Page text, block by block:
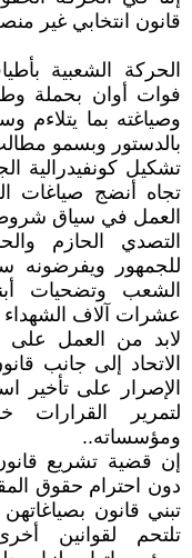
قانون انتخابي غير
الحركة الشعبية
فوات أوان بحملة
وصياغته بما يتلاءم
بالدستور وبسمو
تشكيل كونفيدرالية
تجاه أنضج صياغات
العمل في سياق
التصدي الحازم
للجمهور ويفرضونه
الشعب وتضحيات
عشرات آلاف الشهداء
لابد من العمل على
الاتحاد إلى جانب
الإصرار على تأخير
لتمرير القرارات
ومؤسساته..
إن قضية تشريع
دون احترام حقوق
تبني قانون
تلتحم لقوانين